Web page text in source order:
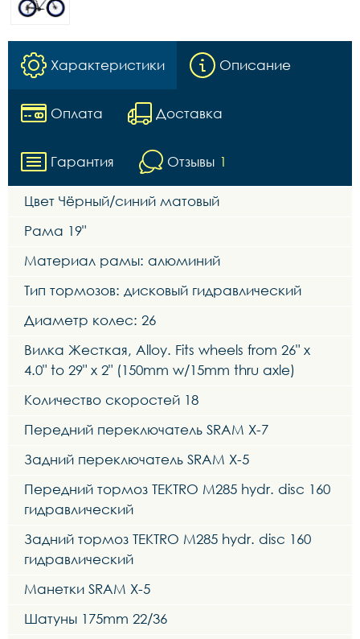
Характеристики Описание
Оплата Доставка
Гарантия Отзывы 1
Цвет Чёрный/синий матовый
Рама 19"
Материал рамы: алюминий
Тип тормозов: дисковый гидравлический
Диаметр колес: 26
Вилка Жесткая, Alloy. Fits wheels from 26" x
4.0" to 29" x 2" (150mm w/15mm thru axle)
Количество скоростей 18
Передний переключатель SRAM X-7
Задний переключатель SRAM X-5
Передний тормоз TEKTRO M285 hydr. disc 160
гидравлический
Задний тормоз TEKTRO M285 hydr. disc 160
гидравлический
Манетки SRAM X-5
Шатуны 175mm 22/36